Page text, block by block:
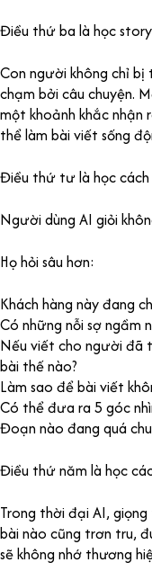
Điều thứ ba là học
Con người không chỉ
chạm bởi câu chuyện.
một khoảnh khắc nhận
thể làm bài viết sống
Điều thứ tư là học
Người dùng AI giỏi
Họ hỏi sâu hơn:
Khách hàng này đang
Có những nỗi sợ ngầm
Nếu viết cho người đã
bài thế nào?
Làm sao để bài viết
Có thể đưa ra 5 góc
Đoạn nào đang quá
Điều thứ năm là học
Trong thời đại AI,
bài nào cũng trơn tru,
sẽ không nhớ thương